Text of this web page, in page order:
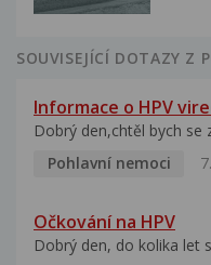
SOUVISEJÍCÍ DOTAZY Z
Informace o HPV
Dobrý den,chtěl bych se
Pohlavní nemoci
Očkování na HPV
Dobrý den, do kolika let